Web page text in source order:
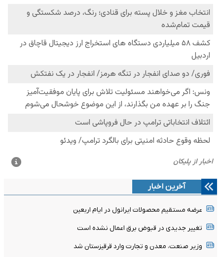
آخرین اخبار
عرضه مستقیم محصولات ایرانول در ایام اربعین
تغییر جدیدی در قبوض برق اعمال نشده است
وزیر صنعت، معدن و تجارت وارد قرقیزستان شد